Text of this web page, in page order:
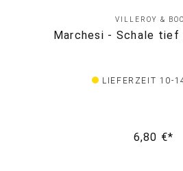
VILLEROY &
Marchesi - Schale tief
LIEFERZEIT 10-
6,80 €*